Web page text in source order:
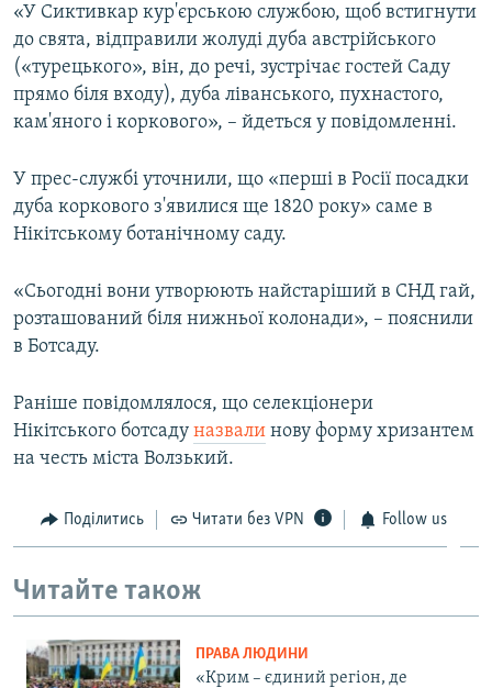
ВІДЕОУРОКИ «ELIFBE»
СВІДЧЕННЯ ОКУПАЦІЇ
УКРАЇНСЬКА ПРОБЛЕМА КРИМУ
Русский
Qırımtatar
«У Сиктивкар кур'єрською службою, щоб встигнути
до свята, відправили жолуді дуба австрійського
(«турецького», він, до речі, зустрічає гостей Саду
прямо біля входу), дуба ліванського, пухнастого,
кам'яного і коркового», – йдеться у повідомленні.
У прес-службі уточнили, що «перші в Росії посадки
дуба коркового з'явилися ще 1820 року» саме в
Нікітському ботанічному саду.
«Сьогодні вони утворюють найстаріший в СНД гай,
розташований біля нижньої колонади», – пояснили
в Ботсаду.
Раніше повідомлялося, що селекціонери
Нікітського ботсаду назвали нову форму хризантем
на честь міста Волзький.
Поділитись Читати без VPN Follow us
Читайте також
ПРАВА ЛЮДИНИ
«Крим – єдиний регіон, де